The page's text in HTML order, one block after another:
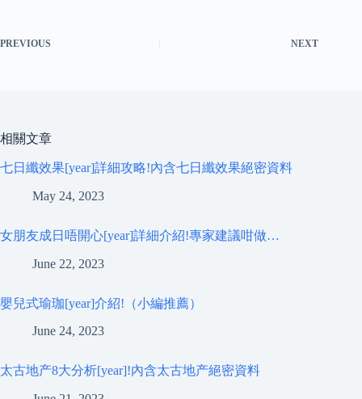
PREVIOUS NEXT
相關文章
七日纖效果[year]詳細攻略!內含七日纖效果絕密資料
May 24, 2023
女朋友成日唔開心[year]詳細介紹!專家建議咁做…
June 22, 2023
嬰兒式瑜珈[year]介紹!（小編推薦）
June 24, 2023
太古地产8大分析[year]!內含太古地产絕密資料